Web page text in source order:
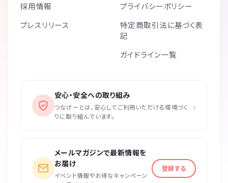
採用情報
プレスリリース
プライバシーポリシー
特定商取引法に基づく表
記
ガイドライン一覧
安心・安全への取り組み
つなげーとは、安心してご利用いただける環境づく
りに取り組んでいます。
›
メールマガジンで最新情報を
お届け
イベント情報やお得なキャンペーン
登録する